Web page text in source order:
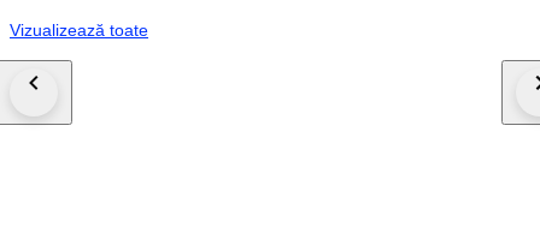
Vizualizează toate